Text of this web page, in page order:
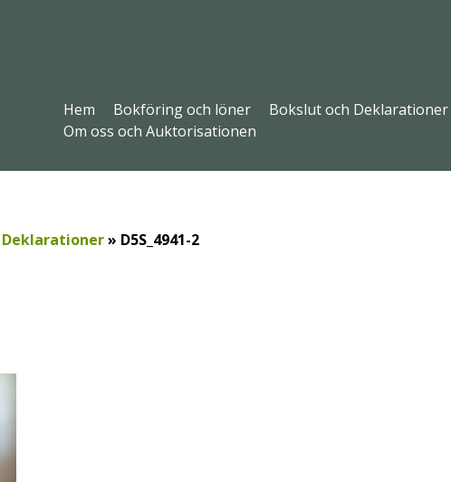
Hem Bokföring och löner Bokslut och Deklarationer
Om oss och Auktorisationen
Deklarationer» D5S_4941-2